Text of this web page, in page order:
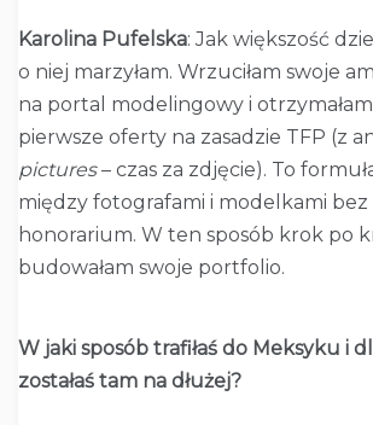
Karolina Pufelska: Jak większość
o niej marzyłam. Wrzuciłam swoje
na portal modelingowy i
pierwsze oferty na zasadzie TFP (z
pictures– czas za zdjęcie). To
między fotografami i modelkami bez
honorarium. W ten sposób krok po
budowałam swoje portfolio.
W jaki sposób trafiłaś do Meksyku i
zostałaś tam na dłużej?